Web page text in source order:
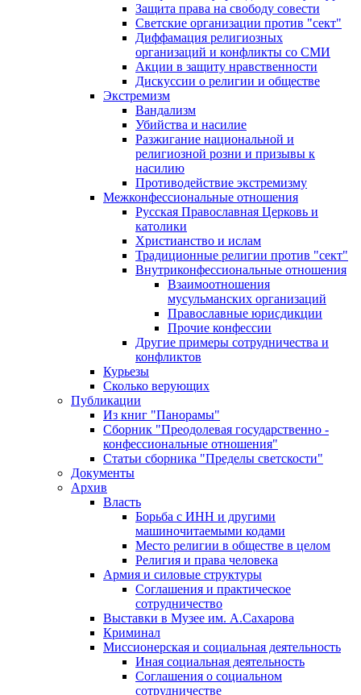
Защита права на свободу совести
Светские организации против "сект"
Диффамация религиозных
организаций и конфликты со СМИ
Акции в защиту нравственности
Дискуссии о религии и обществе
Экстремизм
Вандализм
Убийства и насилие
Разжигание национальной и
религиозной розни и призывы к
насилию
Противодействие экстремизму
Межконфессиональные отношения
Русская Православная Церковь и
католики
Христианство и ислам
Традиционные религии против "сект"
Внутриконфессиональные отношения
Взаимоотношения
мусульманских организаций
Православные юрисдикции
Прочие конфессии
Другие примеры сотрудничества и
конфликтов
Курьезы
Сколько верующих
Публикации
Из книг "Панорамы"
Сборник "Преодолевая государственно -
конфессиональные отношения"
Статьи сборника "Пределы светскости"
Документы
Архив
Власть
Борьба с ИНН и другими
машиночитаемыми кодами
Место религии в обществе в целом
Религия и права человека
Армия и силовые структуры
Соглашения и практическое
сотрудничество
Выставки в Музее им. А.Сахарова
Криминал
Миссионерская и социальная деятельность
Иная социальная деятельность
Соглашения о социальном
сотрудничестве